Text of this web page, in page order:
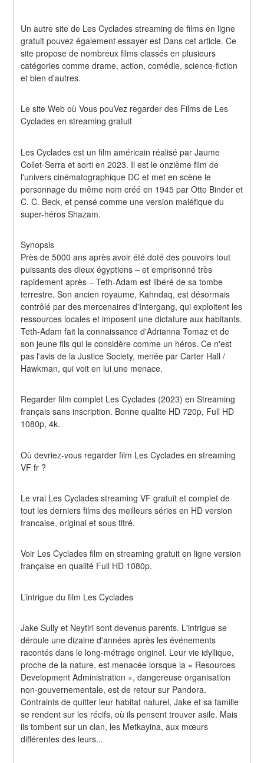
Un autre site de Les Cyclades streaming de films en ligne
gratuit pouvez également essayer est Dans cet article. Ce
site propose de nombreux films classés en plusieurs
catégories comme drame, action, comédie, science-fiction
et bien d'autres.
Le site Web où Vous pouVez regarder des Films de Les
Cyclades en streaming gratuit
Les Cyclades est un film américain réalisé par Jaume
Collet-Serra et sorti en 2023. Il est le onzième film de
l'univers cinématographique DC et met en scène le
personnage du même nom créé en 1945 par Otto Binder et
C. C. Beck, et pensé comme une version maléfique du
super-héros Shazam.
Synopsis
Près de 5000 ans après avoir été doté des pouvoirs tout
puissants des dieux égyptiens – et emprisonné très
rapidement après – Teth-Adam est libéré de sa tombe
terrestre. Son ancien royaume, Kahndaq, est désormais
contrôlé par des mercenaires d'Intergang, qui exploitent les
ressources locales et imposent une dictature aux habitants.
Teth-Adam fait la connaissance d'Adrianna Tomaz et de
son jeune fils qui le considère comme un héros. Ce n'est
pas l'avis de la Justice Society, menée par Carter Hall /
Hawkman, qui voit en lui une menace.
Regarder film complet Les Cyclades (2023) en Streaming
français sans inscription. Bonne qualite HD 720p, Full HD
1080p, 4k.
Où devriez-vous regarder film Les Cyclades en streaming
VF fr ?
Le vrai Les Cyclades streaming VF gratuit et complet de
tout les derniers films des meilleurs séries en HD version
francaise, original et sous titré.
Voir Les Cyclades film en streaming gratuit en ligne version
française en qualité Full HD 1080p.
L’intrigue du film Les Cyclades
Jake Sully et Neytiri sont devenus parents. L'intrigue se
déroule une dizaine d'années après les événements
racontés dans le long-métrage originel. Leur vie idyllique,
proche de la nature, est menacée lorsque la « Resources
Development Administration », dangereuse organisation
non-gouvernementale, est de retour sur Pandora.
Contraints de quitter leur habitat naturel, Jake et sa famille
se rendent sur les récifs, où ils pensent trouver asile. Mais
ils tombent sur un clan, les Metkayina, aux mœurs
différentes des leurs...